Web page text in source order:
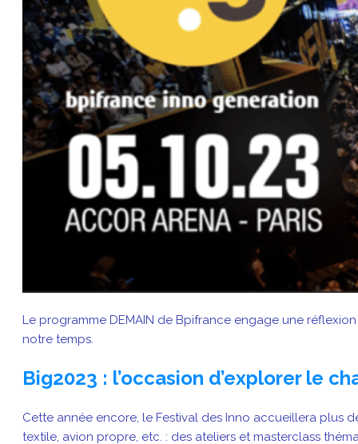
Le programme DEMAIN de Bpifrance engage une
notre temps.
Big2023 : l’occasion d’explorer le
Cette année encore, le Festival des Inno accueillera plus
textile, avion propre, etc. : des ateliers et masterclass